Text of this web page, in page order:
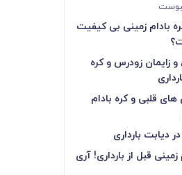
بادام زمینی بی کیفیت
زایمان زودرس و کره
های قلبی و کره بادام
دیابت بارداری
قبل از بارداری! آری